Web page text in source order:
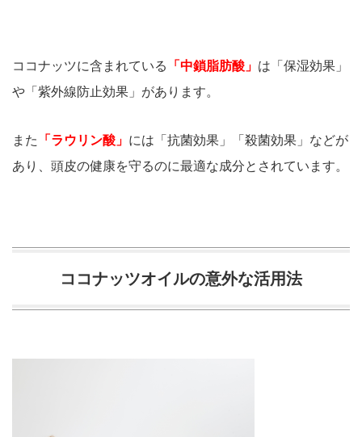
ココナッツに含まれている 「中鎖脂肪酸」 は「保湿効果」
や「紫外線防止効果」があります。
また 「ラウリン酸」 には「抗菌効果」「殺菌効果」などが
あり、頭皮の健康を守るのに最適な成分とされています。
ココナッツオイルの意外な活用法